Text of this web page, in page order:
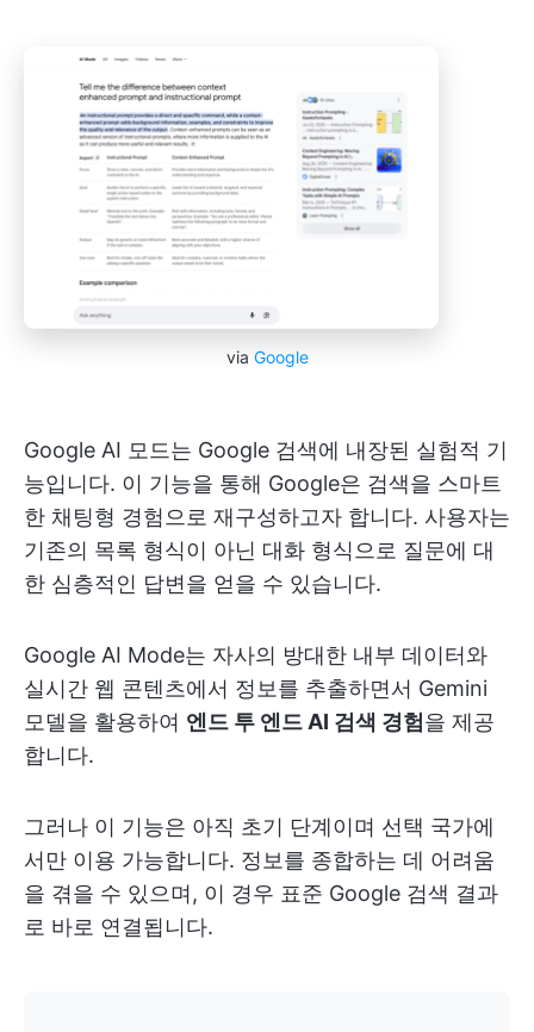
via Google
Google AI 모드는 Google 검색에 내장된 실험적 기
능입니다. 이 기능을 통해 Google은 검색을 스마트
한 채팅형 경험으로 재구성하고자 합니다. 사용자는
기존의 목록 형식이 아닌 대화 형식으로 질문에 대
한 심층적인 답변을 얻을 수 있습니다.
Google AI Mode는 자사의 방대한 내부 데이터와
실시간 웹 콘텐츠에서 정보를 추출하면서 Gemini
모델을 활용하여 엔드 투 엔드 AI 검색 경험을 제공
합니다.
그러나 이 기능은 아직 초기 단계이며 선택 국가에
서만 이용 가능합니다. 정보를 종합하는 데 어려움
을 겪을 수 있으며, 이 경우 표준 Google 검색 결과
로 바로 연결됩니다.